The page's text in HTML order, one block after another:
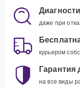
даже при
курьером
Гарантия
на все виды